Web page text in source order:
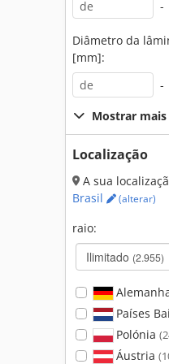
-
Diâmetro da
[mm]:
-
Mostrar mais
Localização
A sua
Brasil
(alterar)
raio:
Ilimitado (2.955)
Países
Polónia
Áustria
Arburg 305 Arburg